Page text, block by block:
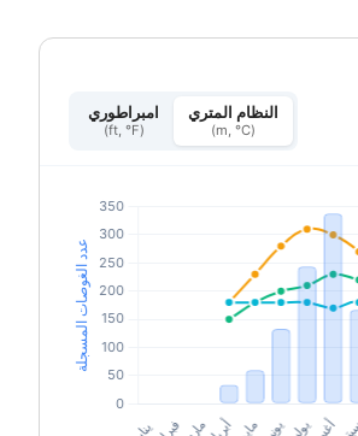
النظام المتري
(m, °C)
امبراطوري
(ft, °F)